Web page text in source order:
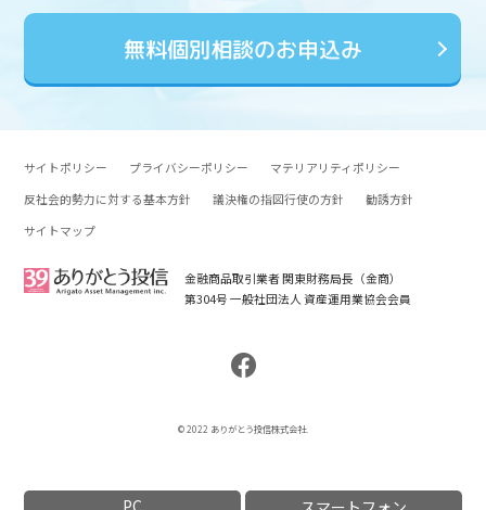
無料個別相談のお申込み
サイトポリシー プライバシーポリシー
マテリアリティポリシー
反社会的勢力に対する基本方針
議決権の指図行使の方針
勧誘方針
サイトマップ
金融商品取引業者 関東財務局長（金商）
第304号 一般社団法人 資産運用業協会会員
© 2022 ありがとう投信株式会社.
PC